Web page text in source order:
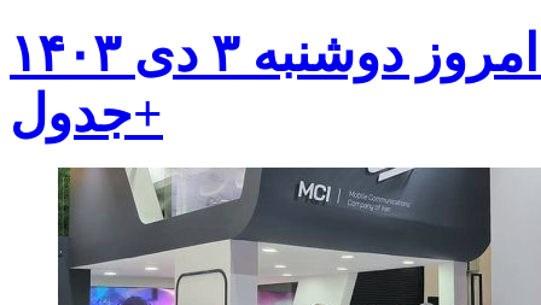
آخرین قیمت سکه و طلا امروز دوشنبه ۳ دی ۱۴۰۳
+جدول